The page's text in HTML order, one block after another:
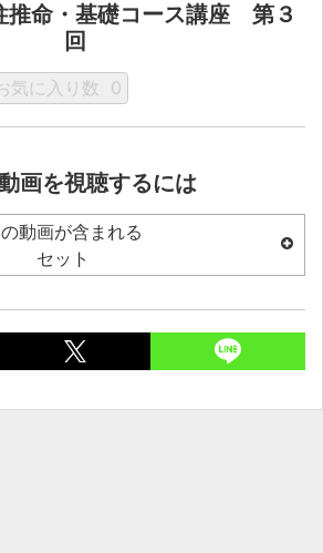
命・基礎コース講座 第３
回
気に入り数 0
画を視聴するには
動画が含まれる
セット